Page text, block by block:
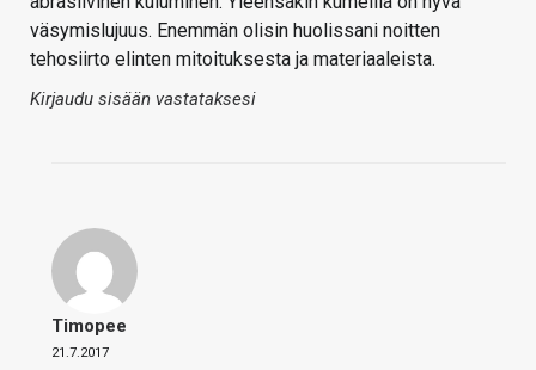
väsymislujuus. Enemmän olisin huolissani noitten
tehosiirto elinten mitoituksesta ja materiaaleista.
Kirjaudu sisään vastataksesi
Timopee
21.7.2017